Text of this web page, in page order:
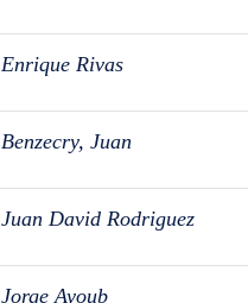
Enrique Rivas
Benzecry, Juan
Juan David Rodriguez
Jorge Ayoub